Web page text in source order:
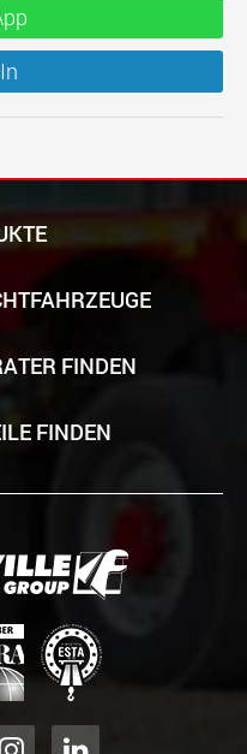
FINDEN
FINDEN